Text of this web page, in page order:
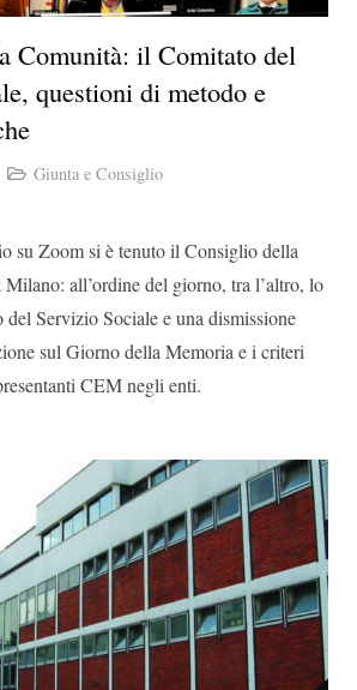
Comunità: il Comitato del
questioni di metodo e
Giunta e Consiglio
su Zoom si è tenuto il Consiglio della
all’ordine del giorno, tra l’altro, lo
Servizio Sociale e una dismissione
sul Giorno della Memoria e i criteri
CEM negli enti.